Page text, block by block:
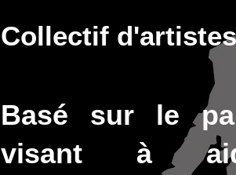
Collectif
Basé sur le
visant à